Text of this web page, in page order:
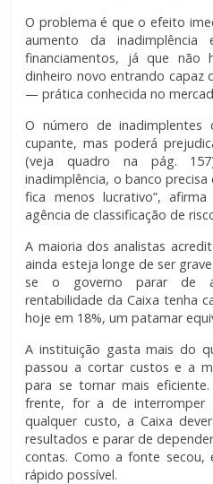
O problema é que o efeito
aumento da
financiamentos, já que não
dinheiro novo entrando capaz
— prática conhecida no
O número de
cupante, mas poderá
(veja quadro na pág.
inadimplência, o banco
fica menos lucrativo”,
agência de classificação de
A maioria dos analistas
ainda esteja longe de ser
se o governo parar de
rentabilidade da Caixa tenha
hoje em 18%, um patamar
A instituição gasta mais do
passou a cortar custos e a
para se tornar mais
frente, for a de interromper
qualquer custo, a Caixa
resultados e parar de
contas. Como a fonte secou,
rápido possível.